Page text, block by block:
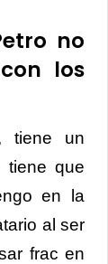
no
los
tiene un
tiene que
en la
al ser
frac en